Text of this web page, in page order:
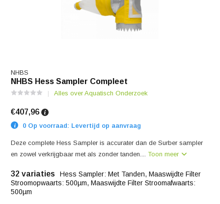
NHBS
NHBS Hess Sampler Compleet
Alles over Aquatisch Onderzoek
€407,96
0 Op voorraad: Levertijd op aanvraag
Deze complete Hess Sampler is accurater dan de Surber sampler
en zowel verkrijgbaar met als zonder tanden....Toon meer
32 variaties
Hess Sampler: Met Tanden, Maaswijdte Filter
Stroomopwaarts: 500µm, Maaswijdte Filter Stroomafwaarts:
500µm